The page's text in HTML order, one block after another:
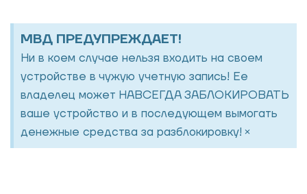
МВД ПРЕДУПРЕЖДАЕТ!
Ни в коем случае нельзя входить на своем
устройстве в чужую учетную запись! Ее
владелец может НАВСЕГДА ЗАБЛОКИРОВАТЬ
ваше устройство и в последующем вымогать
денежные средства за разблокировку! ×